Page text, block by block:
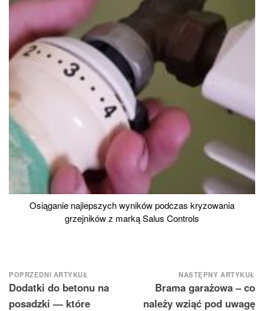
Osiąganie najlepszych wyników podczas kryzowania
grzejników z marką Salus Controls
Nawigacja
wpisu
POPRZEDNI ARTYKUŁ
Dodatki do betonu na
posadzki — które
NASTĘPNY ARTYKUŁ
Brama garażowa – co
należy wziąć pod uwagę